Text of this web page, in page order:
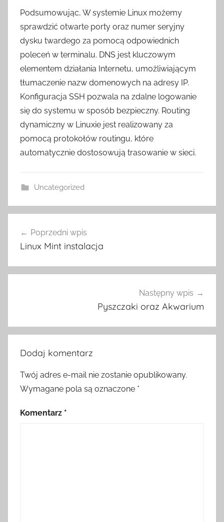
Podsumowując, W systemie Linux możemy
sprawdzić otwarte porty oraz numer seryjny
dysku twardego za pomocą odpowiednich
poleceń w terminalu. DNS jest kluczowym
elementem działania Internetu, umożliwiającym
tłumaczenie nazw domenowych na adresy IP.
Konfiguracja SSH pozwala na zdalne logowanie
się do systemu w sposób bezpieczny. Routing
dynamiczny w Linuxie jest realizowany za
pomocą protokołów routingu, które
automatycznie dostosowują trasowanie w sieci.
Uncategorized
wpisu
Poprzedni wpis
Linux Mint instalacja
Następny wpis
Pyszczaki oraz Akwarium
Dodaj komentarz
Twój adres e-mail nie zostanie opublikowany.
Wymagane pola są oznaczone *
Komentarz *